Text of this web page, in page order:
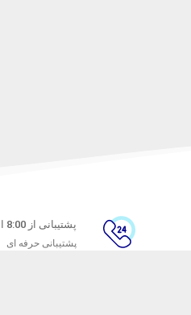
پشتیبانی از 8:00 الی 17:00
پشتیبانی حرفه ای